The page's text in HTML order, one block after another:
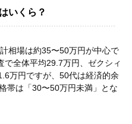
いくら？
相場は約35〜50万円が中心で
全体平均29.7万円、ゼクシィ
万円ですが、50代は経済的余
帯は「30〜50万円未満」とな